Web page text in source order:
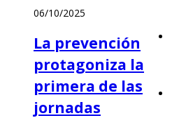
06/10/2025
La prevención
protagoniza la
primera de las
jornadas